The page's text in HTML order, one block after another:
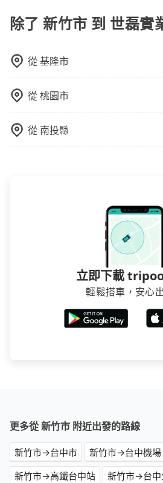
步費用比計程車低，且能讓您更能
除了 新竹市 到 世磊
從基隆市
從桃園市
從 南投縣
立即下載
輕鬆搭車，安心
更多從 新竹市 附近出發的路線
新竹市→台中市 新竹市→台中機場
新竹市→高鐵台中站
新竹市→台中